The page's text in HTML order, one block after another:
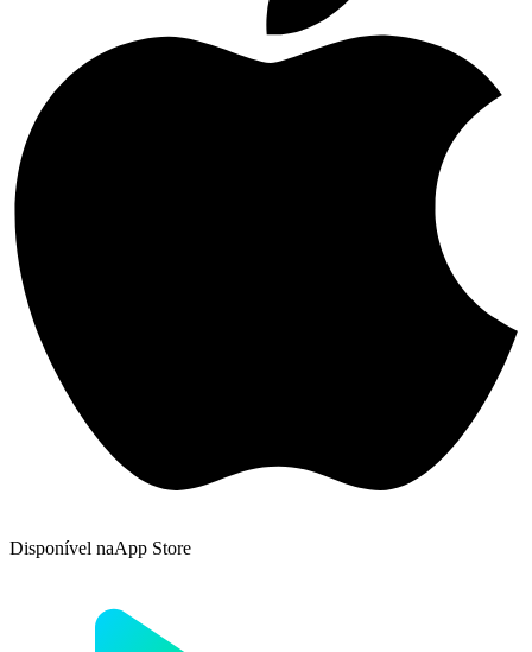
Disponível naApp Store